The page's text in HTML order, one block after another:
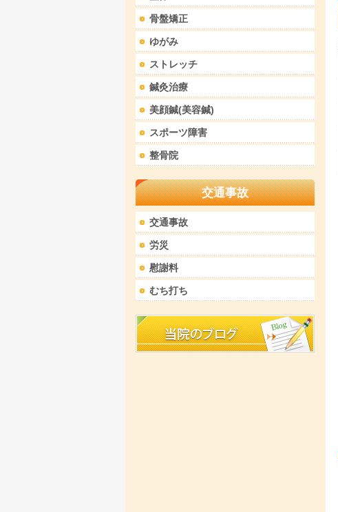
骨盤矯正
ゆがみ
ストレッチ
鍼灸治療
美顔鍼(美容鍼)
スポーツ障害
整骨院
交通事故
交通事故
労災
慰謝料
むち打ち